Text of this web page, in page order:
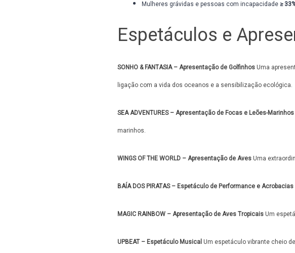
Mulheres grávidas e pessoas com incapacidade ≥
Espetáculos e
SONHO & FANTASIA – Apresentação de Golfinhos Uma
ligação com a vida dos oceanos e a sensibilização ecológica.
SEA ADVENTURES – Apresentação de Focas e Leões-Marinhos
marinhos.
WINGS OF THE WORLD – Apresentação de Aves Uma
BAÍA DOS PIRATAS – Espetáculo de Performance e Acrobacias
MAGIC RAINBOW – Apresentação de Aves Tropicais Um
UPBEAT – Espetáculo Musical Um espetáculo vibrante cheio